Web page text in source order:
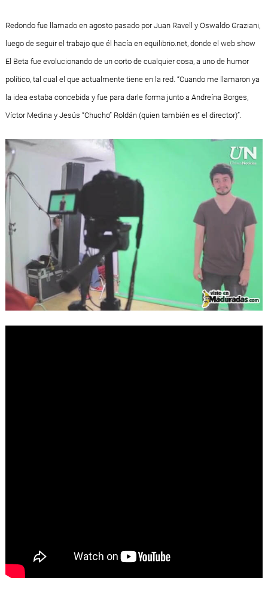
Redondo fue llamado en agosto pasado por Juan Ravell y Oswaldo Graziani,
luego de seguir el trabajo que él hacía en equilibrio.net, donde el web show
El Beta fue evolucionando de un corto de cualquier cosa, a uno de humor
político, tal cual el que actualmente tiene en la red. “Cuando me llamaron ya
la idea estaba concebida y fue para darle forma junto a Andreína Borges,
Víctor Medina y Jesús “Chucho” Roldán (quien también es el director)”.